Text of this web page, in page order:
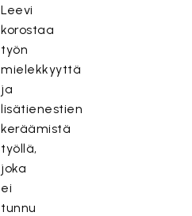
Leevi
korostaa
työn
mielekkyyttä
ja
lisätienestien
keräämistä
työllä,
joka
ei
tunnu